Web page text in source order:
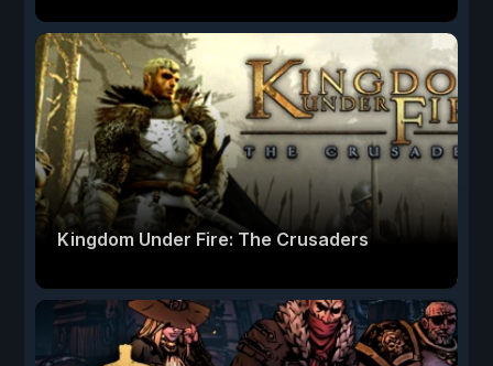
Kingdom Under Fire: The Crusaders